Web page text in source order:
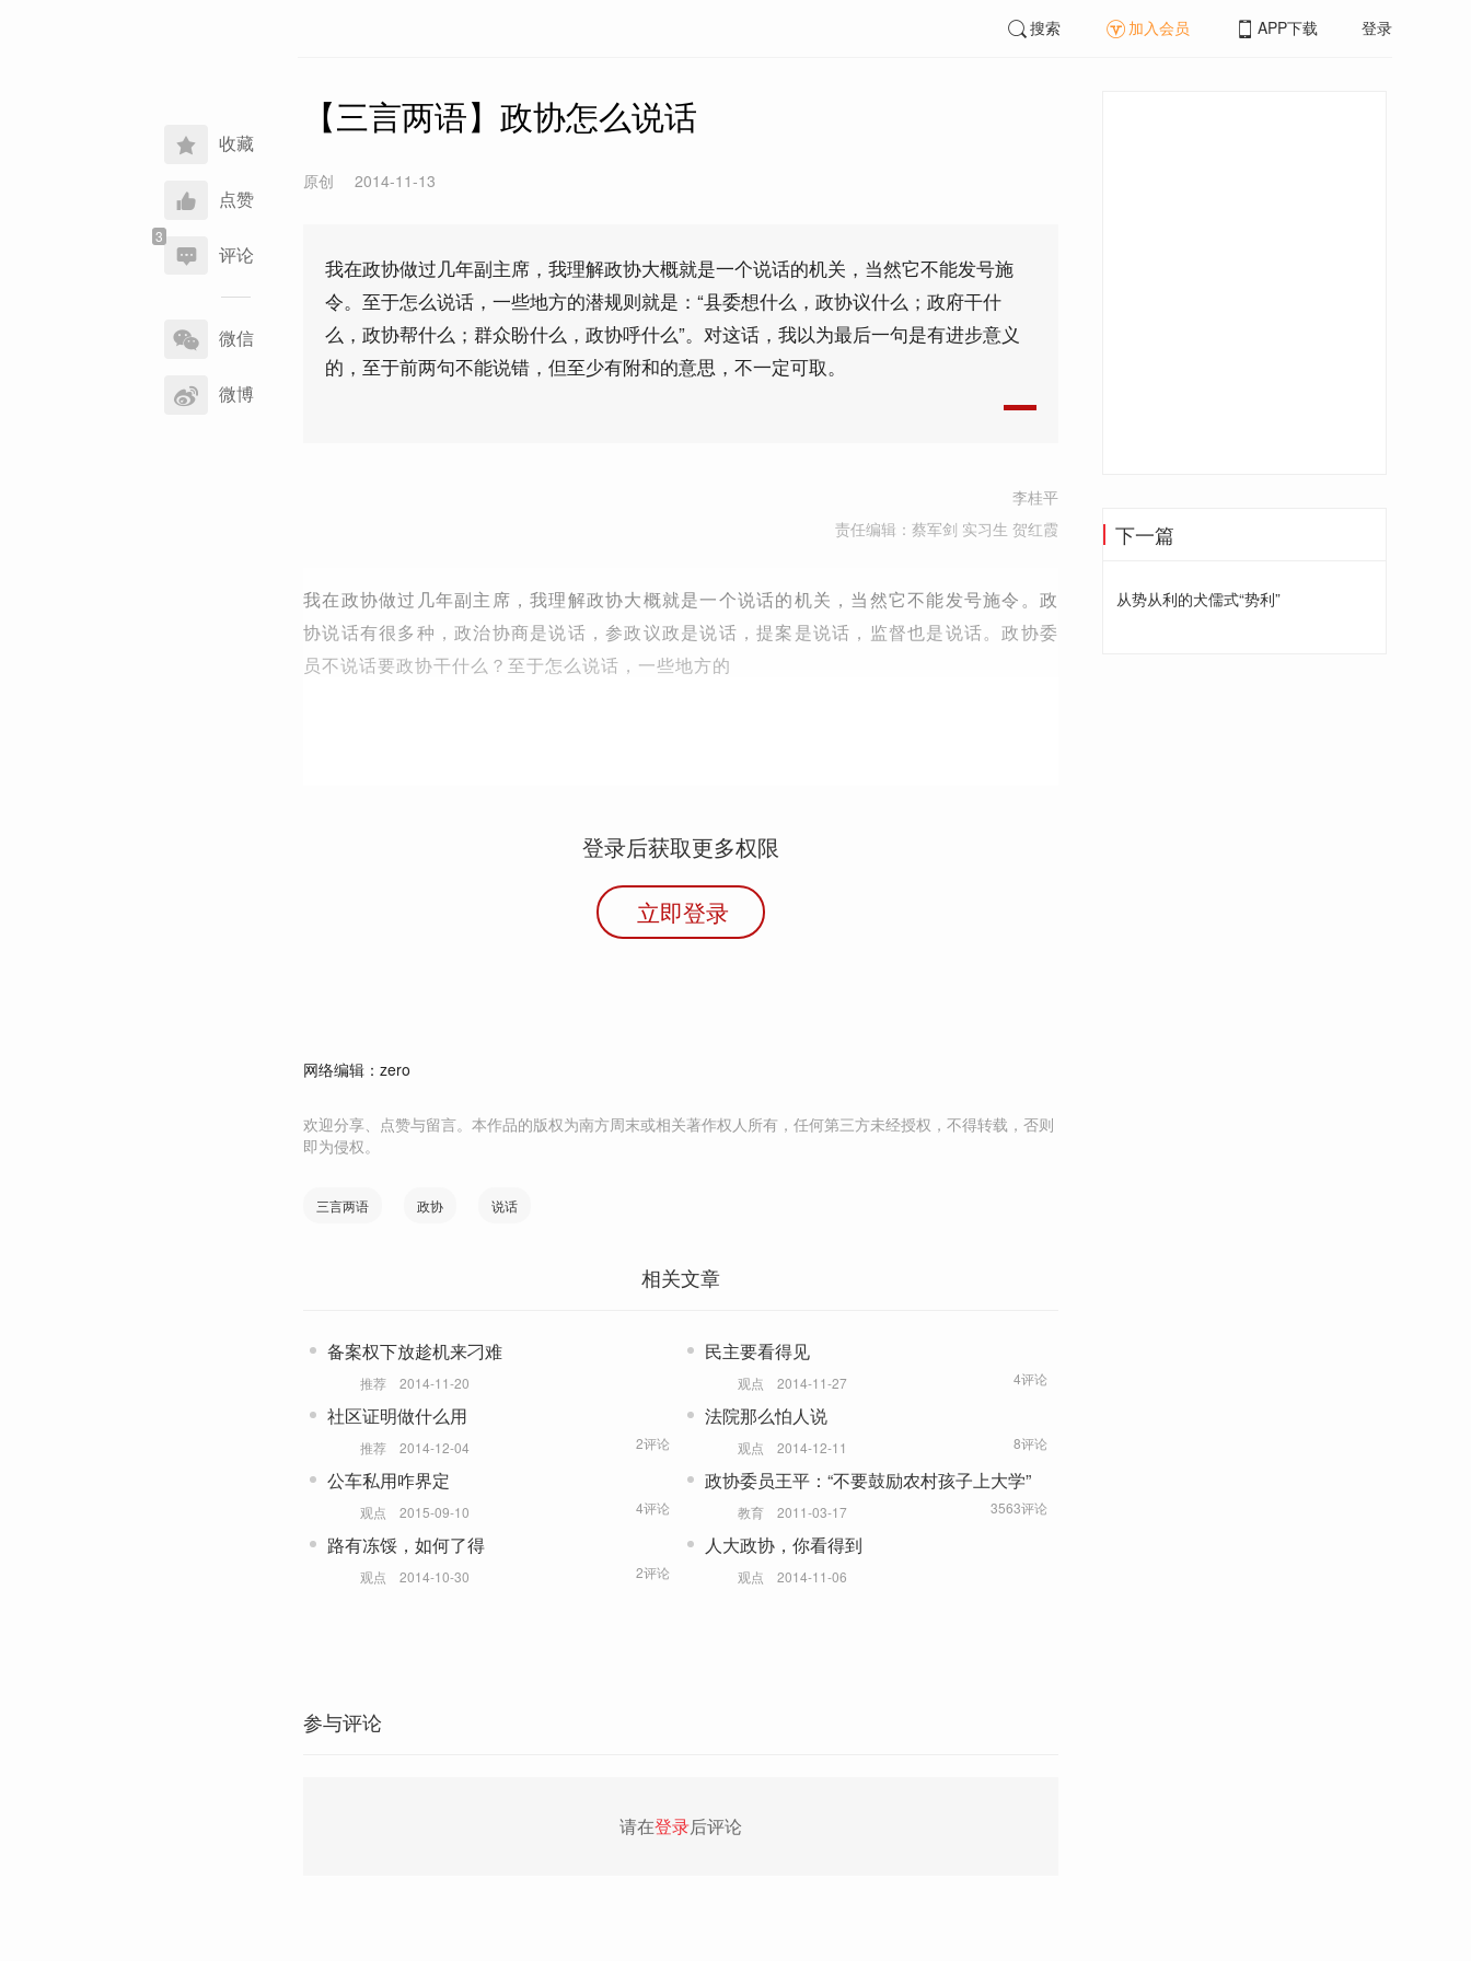
收藏
点赞
评论
享
到
微信
微博
搜索 加入会员 APP下载 登录
【三言两语】政协怎么说话
原创 2014-11-13
我在政协做过几年副主席，我理解政协大概就是一个说话的机关，当然它不能发号施
令。至于怎么说话，一些地方的潜规则就是：“县委想什么，政协议什么；政府干什
么，政协帮什么；群众盼什么，政协呼什么”。对这话，我以为最后一句是有进步意义
的，至于前两句不能说错，但至少有附和的意思，不一定可取。
李桂平
责任编辑：蔡军剑 实习生 贺红霞
我在政协做过几年副主席，我理解政协大概就是一个说话的机关，当然它不能发号施令。政
协说话有很多种，政治协商是说话，参政议政是说话，提案是说话，监督也是说话。政协委
员不说话要政协干什么？至于怎么说话，一些地方的
登录后获取更多权限
立即登录
网络编辑：zero
欢迎分享、点赞与留言。本作品的版权为南方周末或相关著作权人所有，任何第三方未经授权，不得转载，否则
即为侵权。
三言两语 政协 说话
相关文章
备案权下放趁机来刁难
推荐 2014-11-20
民主要看得见
观点 2014-11-27 4评论
社区证明做什么用
推荐 2014-12-04 2评论
法院那么怕人说
观点 2014-12-11 8评论
公车私用咋界定
观点 2015-09-10 4评论
政协委员王平：“不要鼓励农村孩子上大学”
教育 2011-03-17 3563评论
路有冻馁，如何了得
观点 2014-10-30 2评论
人大政协，你看得到
观点 2014-11-06
参与评论
请在登录后评论
下一篇
从势从利的犬儒式“势利”